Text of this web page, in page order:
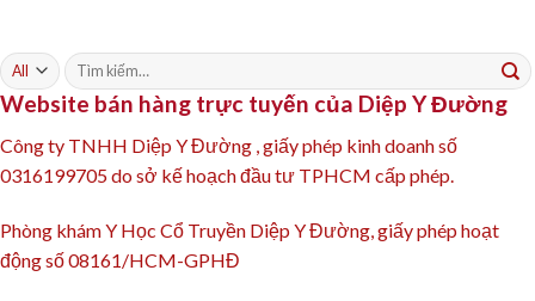
Tìm
kiếm:
Website bán hàng trực tuyến của Diệp Y Đường
Công ty TNHH Diệp Y Đường , giấy phép kinh doanh số
0316199705 do sở kế hoạch đầu tư TPHCM cấp phép.
Phòng khám Y Học Cổ Truyền Diệp Y Đường, giấy phép hoạt
động số 08161/HCM-GPHĐ